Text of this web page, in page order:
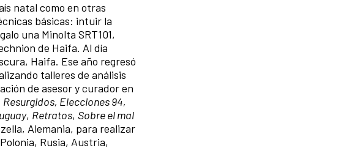
natal como en otras
básicas: intuir la
una Minolta SRT101,
de Haifa. Al día
Haifa. Ese año regresó
talleres de análisis
de asesor y curador en
Elecciones 94,
, Retratos, Sobre el mal
Alemania, para realizar
Rusia, Austria,